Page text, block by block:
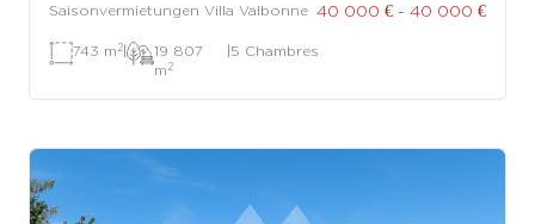
Saisonvermietungen Villa Valbonne 40 000 € - 40 000 €
743 m 2|
19 807
m 2
|5 Chambres